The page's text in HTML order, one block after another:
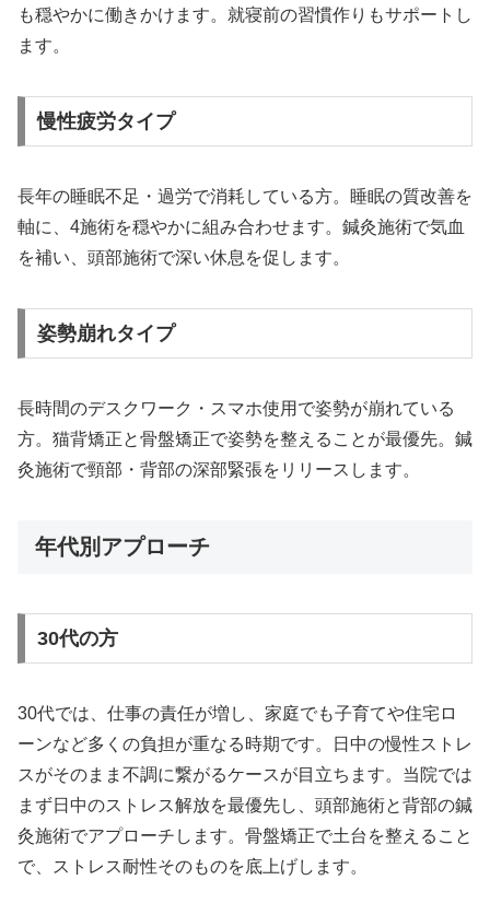
も穏やかに働きかけます。就寝前の習慣作りもサポートし
ます。
慢性疲労タイプ
長年の睡眠不足・過労で消耗している方。睡眠の質改善を
軸に、4施術を穏やかに組み合わせます。鍼灸施術で気血
を補い、頭部施術で深い休息を促します。
姿勢崩れタイプ
長時間のデスクワーク・スマホ使用で姿勢が崩れている
方。猫背矯正と骨盤矯正で姿勢を整えることが最優先。鍼
灸施術で頸部・背部の深部緊張をリリースします。
年代別アプローチ
30代の方
30代では、仕事の責任が増し、家庭でも子育てや住宅ロ
ーンなど多くの負担が重なる時期です。日中の慢性ストレ
スがそのまま不調に繋がるケースが目立ちます。当院では
まず日中のストレス解放を最優先し、頭部施術と背部の鍼
灸施術でアプローチします。骨盤矯正で土台を整えること
で、ストレス耐性そのものを底上げします。